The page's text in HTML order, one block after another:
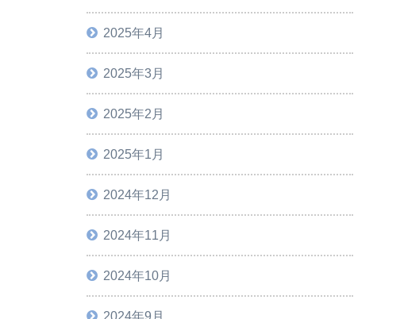
2025年4月
2025年3月
2025年2月
2025年1月
2024年12月
2024年11月
2024年10月
2024年9月